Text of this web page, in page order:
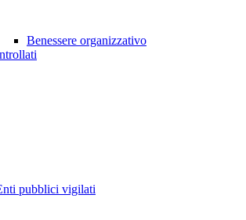
Benessere organizzativo
pubblici vigilati